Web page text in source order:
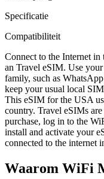
Specificatie
Compatibiliteit
Connect to the Internet
an Travel eSIM. Use
family, such as
keep your usual local
This eSIM for the USA
country. Travel eSIMs
purchase, log in to the
install and activate your
connected to the internet
Waarom WiFi